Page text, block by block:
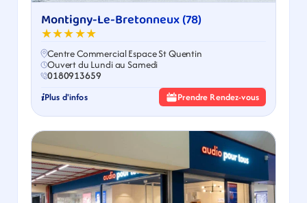
Montigny-Le-Bretonneux (78)
★★★★★
Centre Commercial Espace St Quentin
Ouvert du Lundi au Samedi
0180913659
Plus d'infos Prendre Rendez-vous